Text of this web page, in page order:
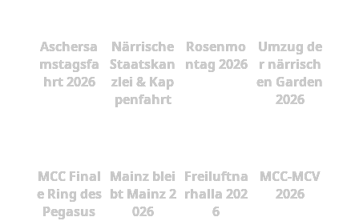
Aschersa
mstagsfa
hrt 2026
Närrische
Staatskan
zlei & Kap
penfahrt
Rosenmo
ntag 2026
Umzug de
r närrisch
en Garden
2026
MCC Final
e Ring des
Pegasus
Mainz blei
bt Mainz 2
026
Freiluftna
rhalla 202
6
MCC-MCV
2026